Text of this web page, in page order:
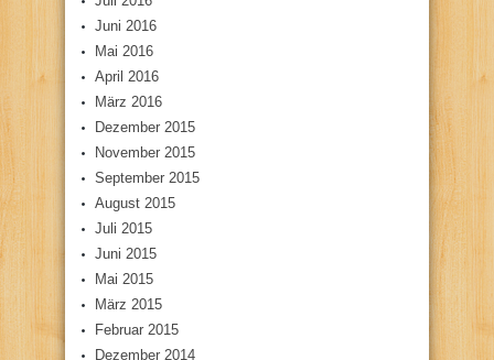
Juni 2016
Mai 2016
April 2016
März 2016
Dezember 2015
November 2015
September 2015
August 2015
Juli 2015
Juni 2015
Mai 2015
März 2015
Februar 2015
Dezember 2014